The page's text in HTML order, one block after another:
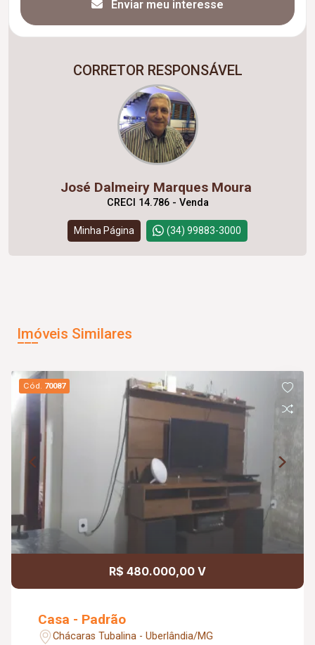
Enviar meu interesse
CORRETOR RESPONSÁVEL
José Dalmeiry Marques Moura
CRECI 14.786 - Venda
Minha Página (34) 99883-3000
Imóveis Similares
Cód. 70087
R$ 480.000,00 V
Casa - Padrão
Chácaras Tubalina - Uberlândia/MG